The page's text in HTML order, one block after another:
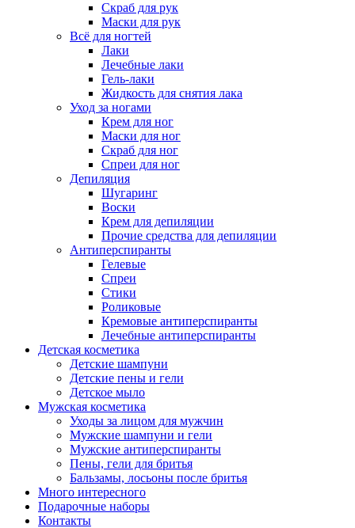
Скраб для рук
Маски для рук
Всё для ногтей
Лаки
Лечебные лаки
Гель-лаки
Жидкость для снятия лака
Уход за ногами
Крем для ног
Маски для ног
Скраб для ног
Спреи для ног
Депиляция
Шугаринг
Воски
Крем для депиляции
Прочие средства для депиляции
Антиперспиранты
Гелевые
Спреи
Стики
Роликовые
Кремовые антиперспиранты
Лечебные антиперспиранты
Детская косметика
Детские шампуни
Детские пены и гели
Детское мыло
Мужская косметика
Уходы за лицом для мужчин
Мужские шампуни и гели
Мужские антиперспиранты
Пены, гели для бритья
Бальзамы, лосьоны после бритья
Много интересного
Подарочные наборы
Контакты